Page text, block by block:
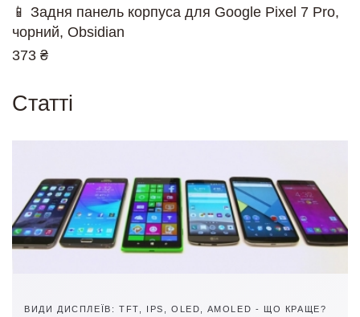
📱 Задня панель корпуса для Google Pixel 7 Pro,
чорний, Obsidian
373 ₴
Cтатті
ВИДИ ДИСПЛЕЇВ: TFT, IPS, OLED, AMOLED - ЩО КРАЩЕ?